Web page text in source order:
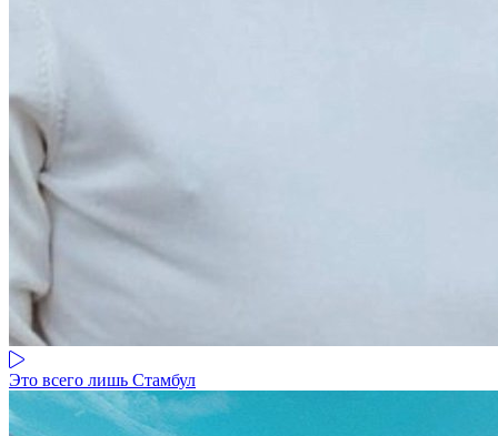
Это всего лишь Стамбул